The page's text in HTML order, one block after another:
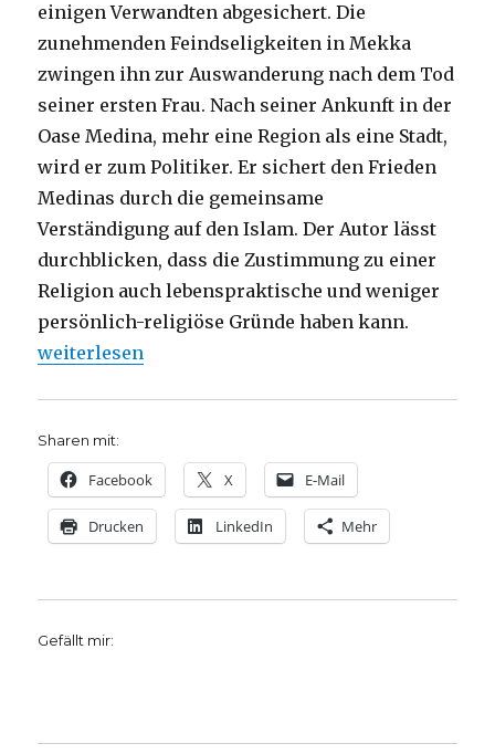
einigen Verwandten abgesichert. Die
zunehmenden Feindseligkeiten in Mekka
zwingen ihn zur Auswanderung nach dem Tod
seiner ersten Frau. Nach seiner Ankunft in der
Oase Medina, mehr eine Region als eine Stadt,
wird er zum Politiker. Er sichert den Frieden
Medinas durch die gemeinsame
Verständigung auf den Islam. Der Autor lässt
durchblicken, dass die Zustimmung zu einer
Religion auch lebenspraktische und weniger
persönlich-religiöse Gründe haben kann.
„Mohammed – der Prophet der Muslime,
weiterlesen
Sharen mit:
Facebook X E-Mail
Drucken LinkedIn Mehr
Gefällt mir: